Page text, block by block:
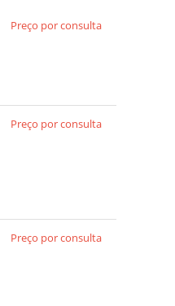
Preço por consulta
Preço por consulta
Preço por consulta